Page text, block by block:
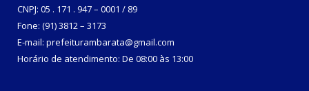
CNPJ: 05 . 171 . 947 – 0001 / 89
Fone: (91) 3812 – 3173
E-mail: prefeiturambarata@gmail.com
Horário de atendimento: De 08:00 às 13:00